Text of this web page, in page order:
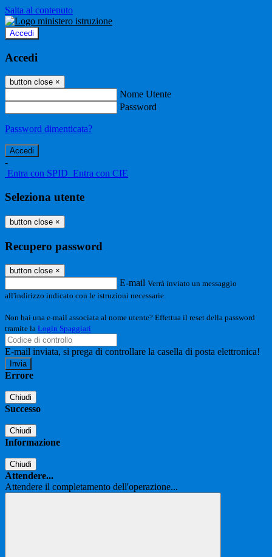
Salta al contenuto
Accedi
Accedi
button close ×
Nome Utente
Password
Password dimenticata?
-
Entra con SPID Entra con CIE
Seleziona utente
button close ×
Recupero password
button close ×
E-mail Verrà inviato un messaggio
all'indirizzo indicato con le istruzioni necessarie.
Non hai una e-mail associata al nome utente? Effettua il reset della password
tramite la Login Spaggiari
E-mail inviata, si prega di controllare la casella di posta elettronica!
Errore
Chiudi
Successo
Chiudi
Informazione
Chiudi
Attendere...
Attendere il completamento dell'operazione...